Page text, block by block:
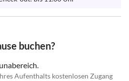
buchen?
Aufenthalts kostenlosen Zugang